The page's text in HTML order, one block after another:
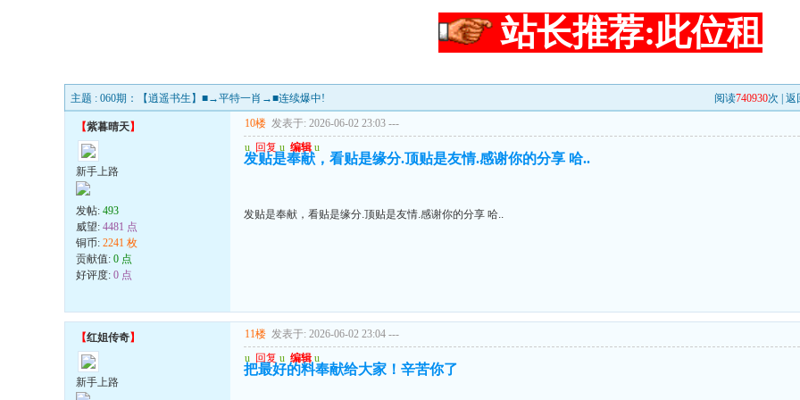
站长推荐:此位租
主题 : 060期：【逍遥书生】■→平特一肖→■连续爆中! 阅读740930次 | 返
【紫暮晴天】
新手上路
发帖: 493
威望: 4481 点
铜币: 2241 枚
贡献值: 0 点
好评度: 0 点
10楼 发表于: 2026-06-02 23:03 ---
u 回复 u 编辑 u
发贴是奉献，看贴是缘分.顶贴是友情.感谢你的分享 哈..
发贴是奉献，看贴是缘分.顶贴是友情.感谢你的分享 哈..
【红姐传奇】
新手上路
11楼 发表于: 2026-06-02 23:04 ---
u 回复 u 编辑 u
把最好的料奉献给大家！辛苦你了